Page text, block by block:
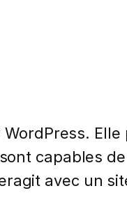
capables
avec un